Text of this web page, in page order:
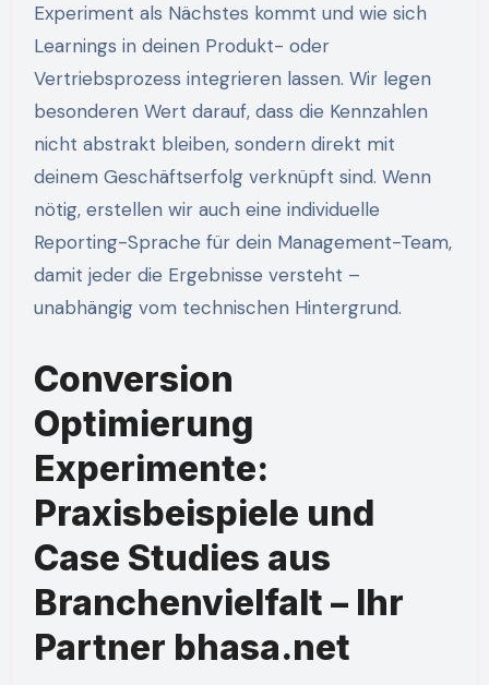
Experiment als Nächstes kommt und wie sich
Learnings in deinen Produkt- oder
Vertriebsprozess integrieren lassen. Wir legen
besonderen Wert darauf, dass die Kennzahlen
nicht abstrakt bleiben, sondern direkt mit
deinem Geschäftserfolg verknüpft sind. Wenn
nötig, erstellen wir auch eine individuelle
Reporting-Sprache für dein Management-Team,
damit jeder die Ergebnisse versteht –
unabhängig vom technischen Hintergrund.
Conversion
Optimierung
Experimente:
Praxisbeispiele und
Case Studies aus
Branchenvielfalt – Ihr
Partner bhasa.net